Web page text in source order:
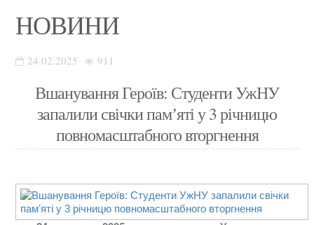
НОВИНИ
24.02.2025 911
Вшанування Героїв: Студенти УжНУ
запалили свічки памʼяті у 3 річницю
повномасштабного вторгнення